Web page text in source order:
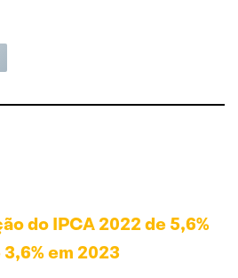
do IPCA 2022 de 5,6%
em 2023